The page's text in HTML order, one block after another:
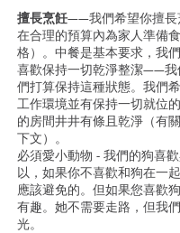
擅長烹飪——我們希望你擅長
在合理的預算內為家人準備
格）。中餐是基本要求，我
喜歡保持一切乾淨整潔——我
們打算保持這種狀態。我們
工作環境並有保持一切就位
的房間井井有條且乾淨（有
下文）。
必須愛小動物 - 我們的狗喜
以，如果你不喜歡和狗在一
應該避免的。但如果您喜歡
有趣。她不需要走路，但我
光。